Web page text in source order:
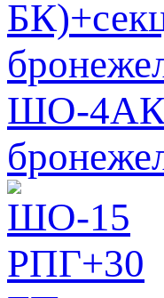
ШО-